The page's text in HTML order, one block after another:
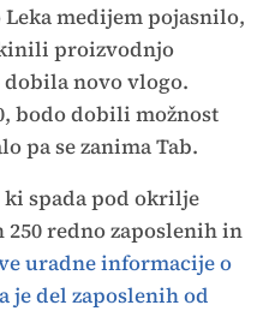
medijem pojasnilo,
proizvodnjo
novo vlogo.
bodo dobili možnost
pa se zanima Tab.
ki spada pod okrilje
redno zaposlenih in
uradne informacije o
del zaposlenih od